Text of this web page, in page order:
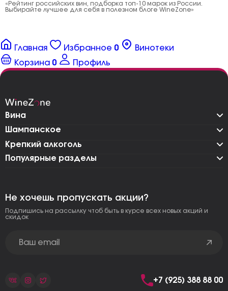
«Рейтинг российских вин, подборка топ-10 марок из России.
Выбирайте лучшее для себя в полезном блоге WineZone»
Главная Избранное 0
Винотеки
Корзина 0 Профиль
Вина
Шампанское
Крепкий алкоголь
Популярные разделы
Не хочешь пропускать акции?
Подпишись на рассылку чтоб быть в курсе всех новых акций и
скидок
+7 (925) 388 88 00